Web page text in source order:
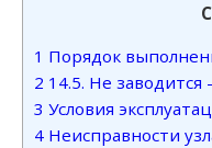
1 Порядок
2 14.5. Не
3 Условия
4 Неисправности